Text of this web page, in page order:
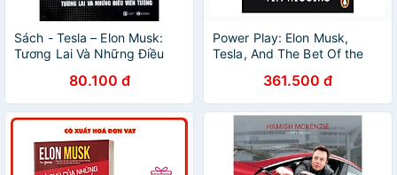
Sách - Tesla – Elon Musk:
Tương Lai Và Những Điều
80.100 đ
Power Play: Elon Musk,
Tesla, And The Bet Of the
361.500 đ